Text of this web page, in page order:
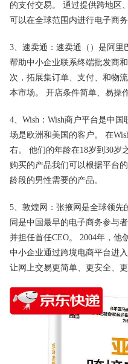
的支付交易。 通过提供跨地区
可以在全球范围内进行电子商
3、速卖通：速卖通（）是阿里
帮助中小企业联系终端批发商
次，拓展集订单、支付、和物
本市场。 开店条件简单、易操
4、Wish：Wish商户平台是中
场是欧洲和美国的客户。 在
右。 他们的年龄在18岁到30岁
购买的产品我们可以根据平台
龄段的男性需要的产品。
5、敦煌网：张掖网是全球领先
同是中国最早的电子商务参与
并担任首任CEO。 2004年，他
中小企业通过跨境电商平台进
让网上交易更简单、更安全、更